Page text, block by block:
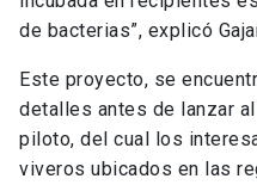
de bacterias”, explicó
Este proyecto, se
detalles antes de lanzar
piloto, del cual los
viveros ubicados en las